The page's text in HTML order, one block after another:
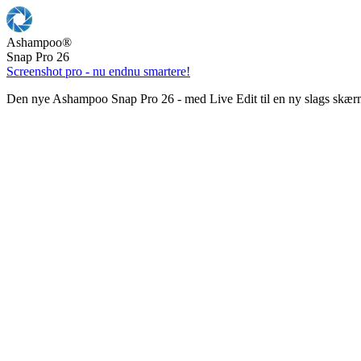
Ashampoo®
Snap Pro 26
Screenshot pro - nu endnu smartere!
Den nye Ashampoo Snap Pro 26 - med Live Edit til en ny slags